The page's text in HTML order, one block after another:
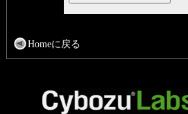
Homeに戻る